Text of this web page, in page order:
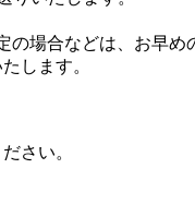
場合などは、お早め
します。
ださい。